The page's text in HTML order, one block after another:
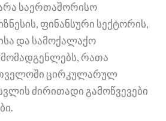
საერთაშორისო
ფინანსური სექტორის,
და სამოქალაქო
რათა
ცირკულარულ
ძირითადი გამოწვევები